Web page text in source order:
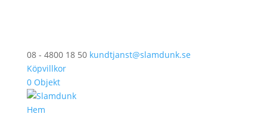
08 - 4800 18 50 kundtjanst@slamdunk.se
Köpvillkor
0 Objekt
Hem